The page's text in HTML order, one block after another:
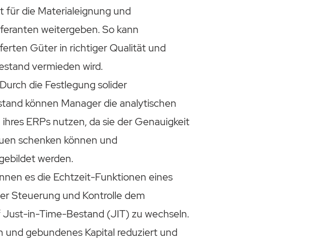
für die Materialeignung und
weitergeben. So kann
Güter in richtiger Qualität und
vermieden wird.
die Festlegung solider
können Manager die analytischen
ERPs nutzen, da sie der Genauigkeit
schenken können und
werden.
es die Echtzeit-Funktionen eines
Steuerung und Kontrolle dem
in-Time-Bestand (JIT) zu wechseln.
gebundenes Kapital reduziert und